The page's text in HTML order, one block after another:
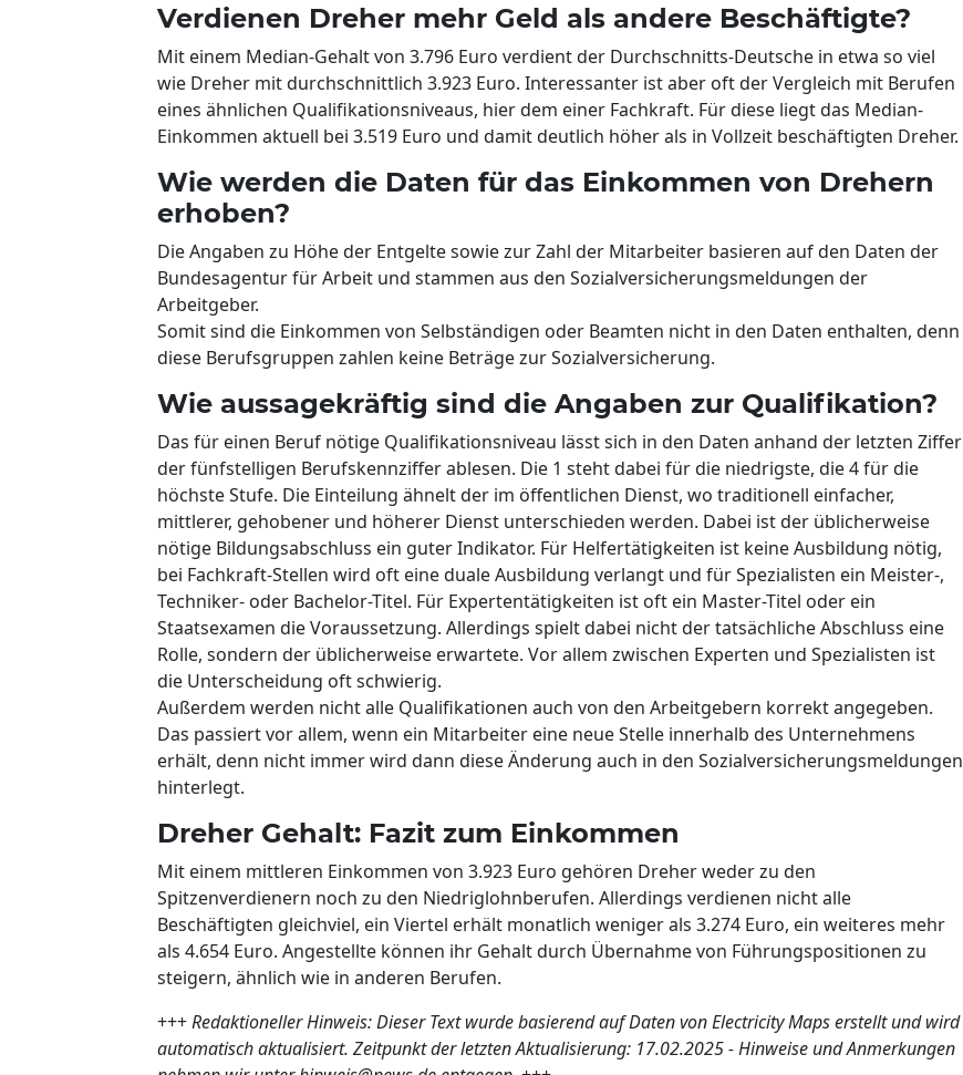
Verdienen Dreher mehr Geld als andere Beschäftigte?
Mit einem Median-Gehalt von 3.796 Euro verdient der Durchschnitts-Deutsche in etwa so viel
wie Dreher mit durchschnittlich 3.923 Euro. Interessanter ist aber oft der Vergleich mit Berufen
eines ähnlichen Qualifikationsniveaus, hier dem einer Fachkraft. Für diese liegt das Median-
Einkommen aktuell bei 3.519 Euro und damit deutlich höher als in Vollzeit beschäftigten Dreher.
Wie werden die Daten für das Einkommen von Drehern
erhoben?
Die Angaben zu Höhe der Entgelte sowie zur Zahl der Mitarbeiter basieren auf den Daten der
Bundesagentur für Arbeit und stammen aus den Sozialversicherungsmeldungen der
Arbeitgeber.
Somit sind die Einkommen von Selbständigen oder Beamten nicht in den Daten enthalten, denn
diese Berufsgruppen zahlen keine Beträge zur Sozialversicherung.
Wie aussagekräftig sind die Angaben zur Qualifikation?
Das für einen Beruf nötige Qualifikationsniveau lässt sich in den Daten anhand der letzten Ziffer
der fünfstelligen Berufskennziffer ablesen. Die 1 steht dabei für die niedrigste, die 4 für die
höchste Stufe. Die Einteilung ähnelt der im öffentlichen Dienst, wo traditionell einfacher,
mittlerer, gehobener und höherer Dienst unterschieden werden. Dabei ist der üblicherweise
nötige Bildungsabschluss ein guter Indikator. Für Helfertätigkeiten ist keine Ausbildung nötig,
bei Fachkraft-Stellen wird oft eine duale Ausbildung verlangt und für Spezialisten ein Meister-,
Techniker- oder Bachelor-Titel. Für Expertentätigkeiten ist oft ein Master-Titel oder ein
Staatsexamen die Voraussetzung. Allerdings spielt dabei nicht der tatsächliche Abschluss eine
Rolle, sondern der üblicherweise erwartete. Vor allem zwischen Experten und Spezialisten ist
die Unterscheidung oft schwierig.
Außerdem werden nicht alle Qualifikationen auch von den Arbeitgebern korrekt angegeben.
Das passiert vor allem, wenn ein Mitarbeiter eine neue Stelle innerhalb des Unternehmens
erhält, denn nicht immer wird dann diese Änderung auch in den Sozialversicherungsmeldungen
hinterlegt.
Dreher Gehalt: Fazit zum Einkommen
Mit einem mittleren Einkommen von 3.923 Euro gehören Dreher weder zu den
Spitzenverdienern noch zu den Niedriglohnberufen. Allerdings verdienen nicht alle
Beschäftigten gleichviel, ein Viertel erhält monatlich weniger als 3.274 Euro, ein weiteres mehr
als 4.654 Euro. Angestellte können ihr Gehalt durch Übernahme von Führungspositionen zu
steigern, ähnlich wie in anderen Berufen.
+++Redaktioneller Hinweis: Dieser Text wurde basierend auf Daten von Electricity Maps erstellt und wird
automatisch aktualisiert. Zeitpunkt der letzten Aktualisierung: 17.02.2025 - Hinweise und Anmerkungen